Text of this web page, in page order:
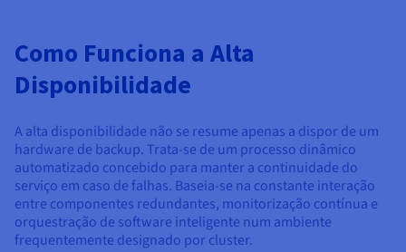
Como Funciona a Alta
Disponibilidade
A alta disponibilidade não se resume apenas a dispor de um
hardware de backup. Trata-se de um processo dinâmico
automatizado concebido para manter a continuidade do
serviço em caso de falhas. Baseia-se na constante interação
entre componentes redundantes, monitorização contínua e
orquestração de software inteligente num ambiente
frequentemente designado por cluster.